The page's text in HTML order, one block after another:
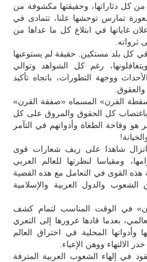
من كل دثاراتها، وحقيقتها مكشوفة من
تمارس توحشها علنا، تتمادى في
غاياتها في ابتلاع كل ما عداها من
ثرواته.
بلد مستكين. حقيقة لم يستوعبها
رغم كل الشواهد وتوالي
ووجهة التطورات، باتجاه تأكيد
القرن» المسماه «صفقة القرن»
كل الحقوق والمروق على كل
هو وقاحة الطغاة وأدواتهم في التآمر
شاهدا على زيف شعارات قوى
ومقياسا لنظرتها للعالم العربي
هذه القوى في التعامل مع هذه القضية
والدول العربية والإسلامية
في الوقت المناسب لتمام كشف
بعدما قادها غرورها إلى التعري
وأدواتها المحلية في اختراق العالم
الالتهاء ووهن الإعياء.
إلهاء الشعوب العربية المترفة